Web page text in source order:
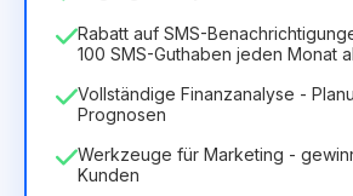
Rabatt auf SMS-
100 SMS-Guthaben jeden Monat
Vollständige Finanzanalyse -
Prognosen
Werkzeuge für Marketing -
Kunden